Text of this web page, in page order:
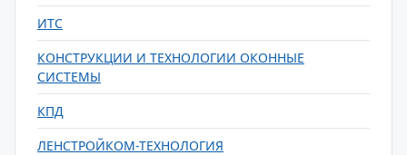
ИТС
КОНСТРУКЦИИ И ТЕХНОЛОГИИ ОКОННЫЕ
СИСТЕМЫ
КПД
ЛЕНСТРОЙКОМ-ТЕХНОЛОГИЯ